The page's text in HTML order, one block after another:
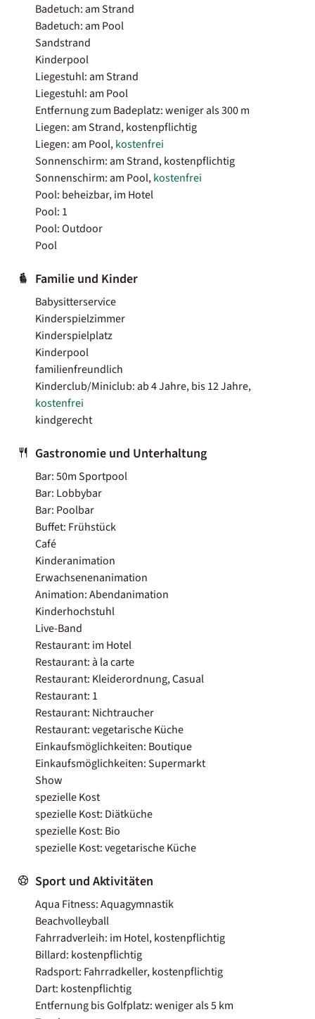
Badetuch: am Strand
Badetuch: am Pool
Sandstrand
Kinderpool
Liegestuhl: am Strand
Liegestuhl: am Pool
Entfernung zum Badeplatz: weniger als 300 m
Liegen: am Strand, kostenpflichtig
Liegen: am Pool,kostenfrei
Sonnenschirm: am Strand, kostenpflichtig
Sonnenschirm: am Pool,kostenfrei
Pool: beheizbar, im Hotel
Pool: 1
Pool: Outdoor
Pool
Familie und Kinder
Babysitterservice
Kinderspielzimmer
Kinderspielplatz
Kinderpool
familienfreundlich
Kinderclub/Miniclub: ab 4 Jahre, bis 12 Jahre,
kostenfrei
kindgerecht
Gastronomie und Unterhaltung
Bar: 50m Sportpool
Bar: Lobbybar
Bar: Poolbar
Buffet: Frühstück
Café
Kinderanimation
Erwachsenenanimation
Animation: Abendanimation
Kinderhochstuhl
Live-Band
Restaurant: im Hotel
Restaurant: à la carte
Restaurant: Kleiderordnung, Casual
Restaurant: 1
Restaurant: Nichtraucher
Restaurant: vegetarische Küche
Einkaufsmöglichkeiten: Boutique
Einkaufsmöglichkeiten: Supermarkt
Show
spezielle Kost
spezielle Kost: Diätküche
spezielle Kost: Bio
spezielle Kost: vegetarische Küche
Sport und Aktivitäten
Aqua Fitness: Aquagymnastik
Beachvolleyball
Fahrradverleih: im Hotel, kostenpflichtig
Billard: kostenpflichtig
Radsport: Fahrradkeller, kostenpflichtig
Dart: kostenpflichtig
Entfernung bis Golfplatz: weniger als 5 km